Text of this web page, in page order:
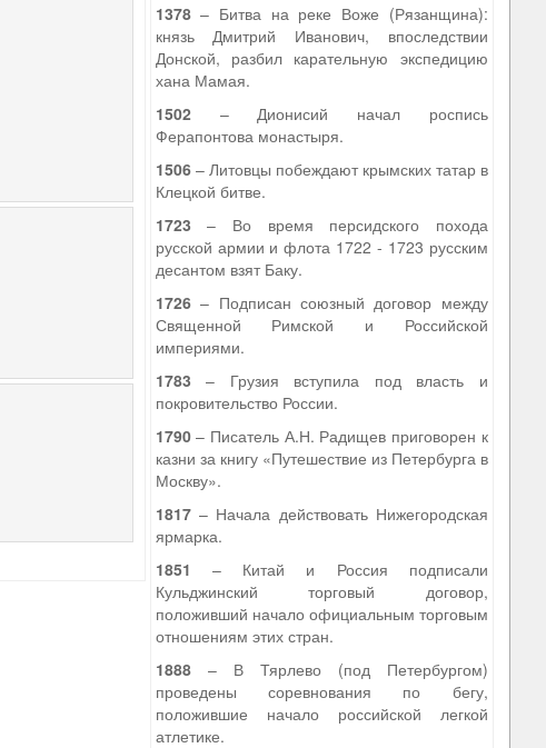
1378– Битва на реке Воже (Рязанщина):
князь Дмитрий Иванович, впоследствии
Донской, разбил карательную экспедицию
хана Мамая.
1502– Дионисий начал роспись
Ферапонтова монастыря.
1506– Литовцы побеждают крымских татар в
Клецкой битве.
1723 – Во время персидского похода
русской армии и флота 1722 - 1723 русским
десантом взят Баку.
1726– Подписан союзный договор между
Священной Римской и Российской
империями.
1783 – Грузия вступила под власть и
покровительство России.
1790– Писатель А.Н. Радищев приговорен к
казни за книгу «Путешествие из Петербурга в
Москву».
1817– Начала действовать Нижегородская
ярмарка.
1851 – Китай и Россия подписали
Кульджинский торговый договор,
положивший начало официальным торговым
отношениям этих стран.
1888– В Тярлево (под Петербургом)
проведены соревнования по бегу,
положившие начало российской легкой
атлетике.